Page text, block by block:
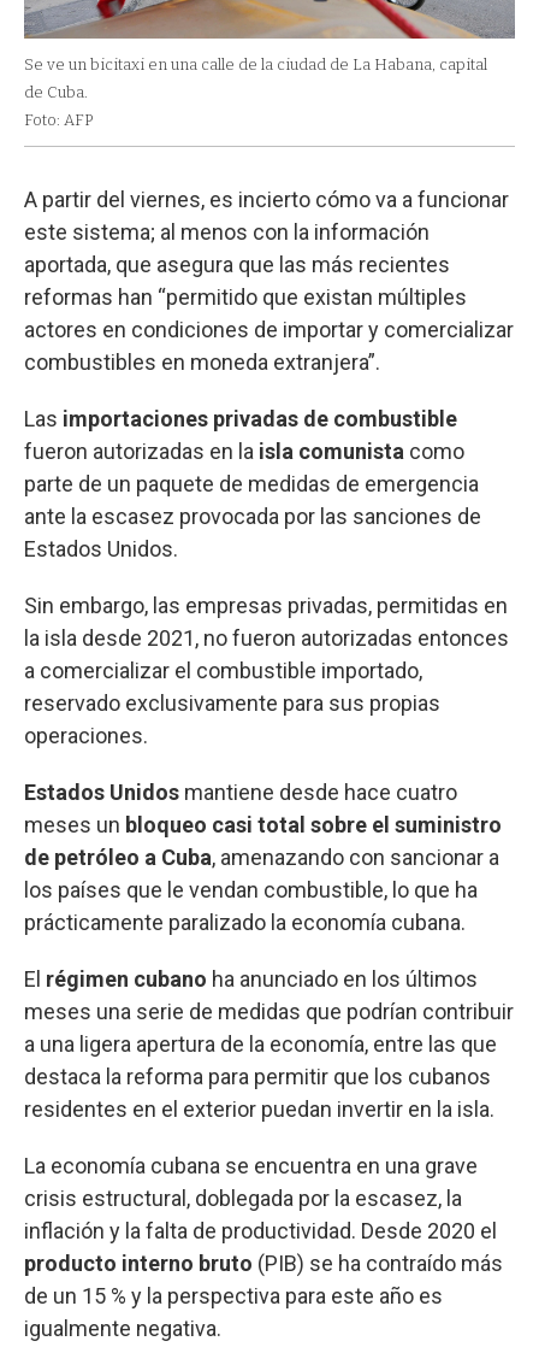
Se ve un bicitaxi en una calle de la ciudad de La Habana, capital
de Cuba.
Foto: AFP
A partir del viernes, es incierto cómo va a funcionar
este sistema; al menos con la información
aportada, que asegura que las más recientes
reformas han “permitido que existan múltiples
actores en condiciones de importar y comercializar
combustibles en moneda extranjera”.
Las importaciones privadas de combustible
fueron autorizadas en la isla comunista como
parte de un paquete de medidas de emergencia
ante la escasez provocada por las sanciones de
Estados Unidos.
Sin embargo, las empresas privadas, permitidas en
la isla desde 2021, no fueron autorizadas entonces
a comercializar el combustible importado,
reservado exclusivamente para sus propias
operaciones.
Estados Unidos mantiene desde hace cuatro
meses un bloqueo casi total sobre el suministro
de petróleo a Cuba, amenazando con sancionar a
los países que le vendan combustible, lo que ha
prácticamente paralizado la economía cubana.
El régimen cubano ha anunciado en los últimos
meses una serie de medidas que podrían contribuir
a una ligera apertura de la economía, entre las que
destaca la reforma para permitir que los cubanos
residentes en el exterior puedan invertir en la isla.
La economía cubana se encuentra en una grave
crisis estructural, doblegada por la escasez, la
inflación y la falta de productividad. Desde 2020 el
producto interno bruto (PIB) se ha contraído más
de un 15 % y la perspectiva para este año es
igualmente negativa.